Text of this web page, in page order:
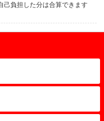
己負担した分は合算できます